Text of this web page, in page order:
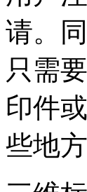
请。
只需
印件
些地